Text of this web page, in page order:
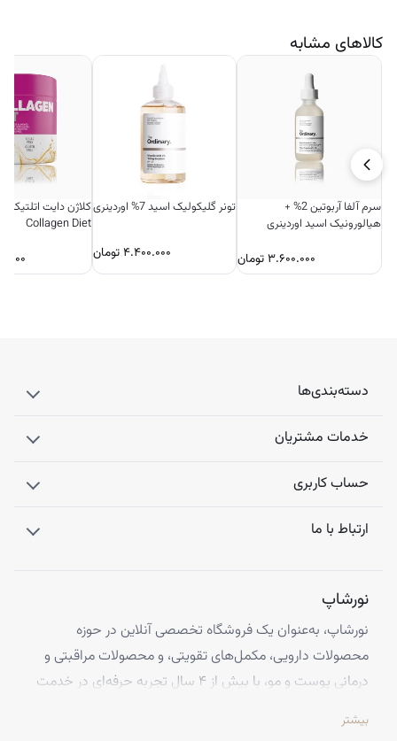
کالاهای مشابه
سرم آلفا آربوتین 2% +
هیالورونیک اسید اوردینری
۳.۶۰۰.۰۰۰ تومان
تونر گلیکولیک اسید 7% اوردینری
۴.۴۰۰.۰۰۰تومان
Collagen Diet
دسته‌بندی‌ها
خدمات مشتریان
حساب کاربری
ارتباط با ما
نورشاپ
نورشاپ، به‌عنوان یک فروشگاه تخصصی آنلاین در حوزه
محصولات دارویی، مکمل‌های تقویتی، و محصولات مراقبتی و
درمانی پوست و مو، با بیش از ۴ سال تجربه حرفه‌ای در خدمت
برندهای اروپایی تهیه کرده و اصالت کالاها را با ضمانت کامل
بیشتر